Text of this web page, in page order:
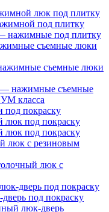
люк под плитку
под плитку
под плитку
съемные люки
съемные люки
нажимные съемные
класса
под покраску
под покраску
под покраску
люк с резиновым
люк с
дверь под покраску
под покраску
люк-дверь